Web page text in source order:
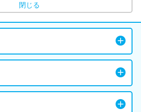
閉じる